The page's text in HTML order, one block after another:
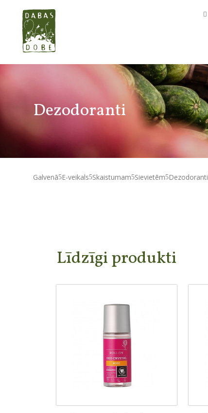
Dezodoranti
Galvenā E-veikals Skaistumam Sievietēm Dezodoranti
Līdzīgi produkti